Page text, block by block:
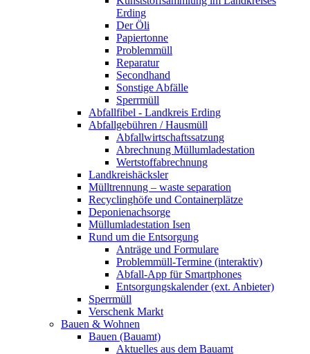
Erding
Der Öli
Papiertonne
Problemmüll
Reparatur
Secondhand
Sonstige Abfälle
Sperrmüll
Abfallfibel - Landkreis Erding
Abfallgebühren / Hausmüll
Abfallwirtschaftssatzung
Abrechnung Müllumladestation
Wertstoffabrechnung
Landkreishäcksler
Mülltrennung – waste separation
Recyclinghöfe und Containerplätze
Deponienachsorge
Müllumladestation Isen
Rund um die Entsorgung
Anträge und Formulare
Problemmüll-Termine (interaktiv)
Abfall-App für Smartphones
Entsorgungskalender (ext. Anbieter)
Sperrmüll
Verschenk Markt
Bauen & Wohnen
Bauen (Bauamt)
Aktuelles aus dem Bauamt